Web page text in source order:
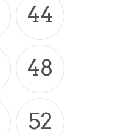
44
48
52